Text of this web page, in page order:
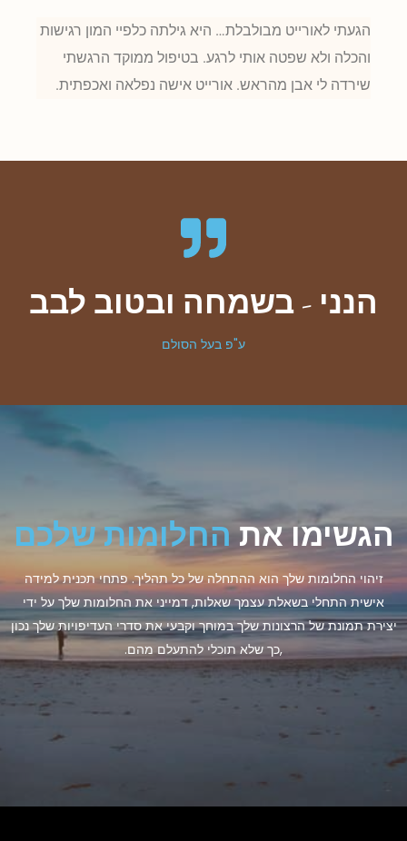
הגעתי לאורייט מבולבלת… היא גילתה כלפיי המון רגישות
והכלה ולא שפטה אותי לרגע. בטיפול ממוקד הרגשתי
שירדה לי אבן מהראש. אורייט אישה נפלאה ואכפתית.
הנני - בשמחה ובטוב לבב
ע"פ בעל הסולם
הגשימו אתהחלומות שלכם
זיהוי החלומות שלך הוא ההתחלה של כל תהליך. פתחי תכנית למידה
אישית התחלי בשאלת עצמך שאלות, דמייני את החלומות שלך על ידי
יצירת תמונת של הרצונות שלך במוחך וקבעי את סדרי העדיפויות שלך נכון
,כך שלא תוכלי להתעלם מהם.